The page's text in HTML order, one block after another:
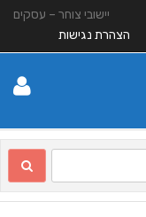
יישובי צוחר – עסקים
הצהרת נגישות